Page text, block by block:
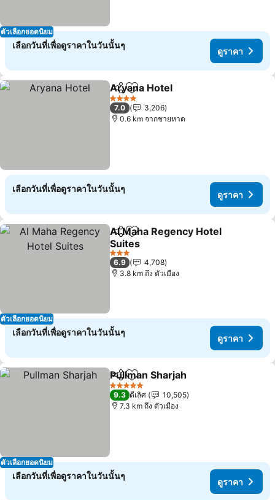
ตัวเลือกยอดนิยม
เลือกวันที่เพื่อดูราคาในวันนั้นๆ
ดูราคา
แชร์ เพิ่มในรายการโปรด
Aryana Hotel
4 ดาว
7.0
3,206
0.6 km จากชายหาด
เลือกวันที่เพื่อดูราคาในวันนั้นๆ
ดูราคา
ตัวเลือกยอดนิยม
แชร์ เพิ่มในรายการโปรด
Al Maha Regency Hotel
Suites
3 ดาว
6.9
4,708
3.8 km ถึง ตัวเมือง
เลือกวันที่เพื่อดูราคาในวันนั้นๆ
ดูราคา
ตัวเลือกยอดนิยม
แชร์ เพิ่มในรายการโปรด
Pullman Sharjah
5 ดาว
9.3 ดีเลิศ
10,505
7.3 km ถึง ตัวเมือง
เลือกวันที่เพื่อดูราคาในวันนั้นๆ
ดูราคา